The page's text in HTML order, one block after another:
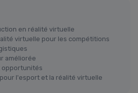
en réalité virtuelle
virtuelle pour les compétitions
améliorée
opportunités
l'esport et la réalité virtuelle